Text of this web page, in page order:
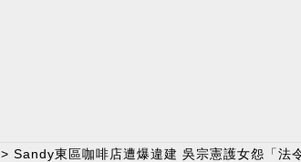
> Sandy東區咖啡店遭爆違建 吳宗憲護女怨「法